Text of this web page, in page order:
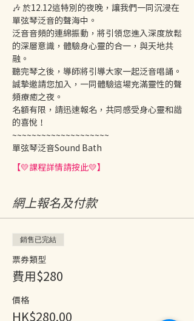
🎶 於12.12這特別的夜晚，讓我們一同沉浸在
單弦琴泛音的聲海中。
泛音音頻的連綿振動，將引領您進入深度放鬆
的深層意識，體驗身心靈的合一，與天地共
融。
聽完琴之後，導師將引導大家一起泛音唱誦。
誠摯邀請您加入，一同體驗這場充滿靈性的聲
頻療癒之夜。
名額有限，請迅速報名，共同感受身心靈和諧
的喜悅！
~~~~~~~~~~~~~~~~~~~~
單弦琴泛音Sound Bath
【💛課程詳情請按此💛】
網上報名及付款
銷售已完結
票券類型
費用$280
價格
HK$280.00